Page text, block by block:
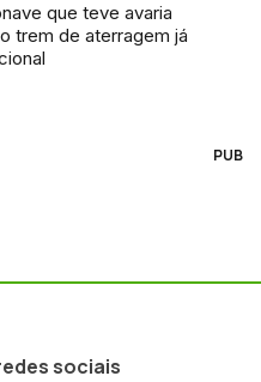
que teve avaria
trem de aterragem já
PUB
sociais